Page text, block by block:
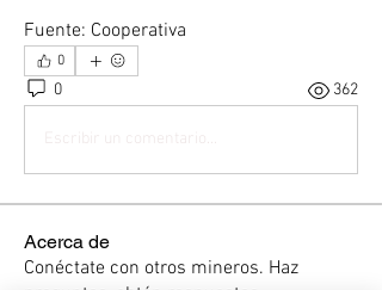
Fuente: Cooperativa
0
0 362
Escribir un comentario...
Acerca de
Conéctate con otros mineros. Haz